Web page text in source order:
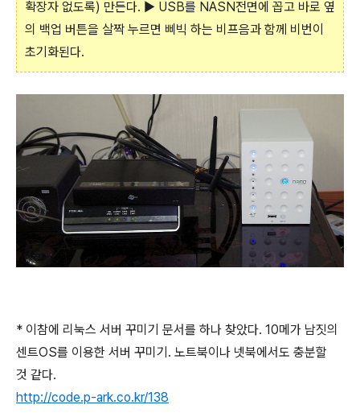
확장자 없도록) 만든다. ▶ USB를 NASN전면에 꼽고 바로 옆
의 백업 버튼을 살짝 누르면 삐빅 하는 비프음과 함께 비번이
초기화된다.
* 이참에 리눅스 서버 꾸미기 문서를 하나 찾았다. 10메가 남짓의
센트OS를 이용한 서버 꾸미기. 노트북이나 넷북에서도 충분할
것 같다.
http://code.p-ark.co.kr/138